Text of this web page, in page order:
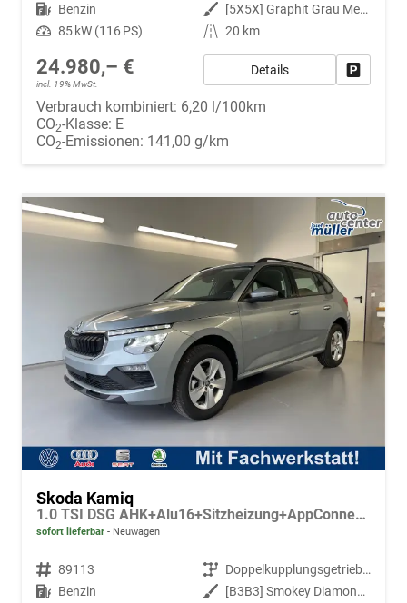
Kraftstoff Benzin Außenfarbe
[5X5X] Graphit Grau Metallic
Leistung 85 kW (116 PS) Kilometerstand 20 km
24.980,– €
incl. 19% MwSt.
Details
Verbrauch kombiniert: 6,20 l/100km
CO2-Klasse: E
CO2-Emissionen: 141,00 g/km
Skoda Kamiq
1.0 TSI DSG AHK+Alu16+Sitzheizung+AppConnect+GV5+LED+Nebel+Klima
sofort lieferbar Neuwagen
Fahrzeugnr. 89113 Getriebe
Doppelkupplungsgetriebe (DSG)
Kraftstoff Benzin Außenfarbe
[B3B3] Smokey Diamond-Silber Metallic